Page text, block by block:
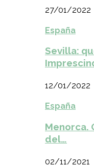
27/01/2022
España
Sevilla:
12/01/2022
España
Menorca.
del…
02/11/2021